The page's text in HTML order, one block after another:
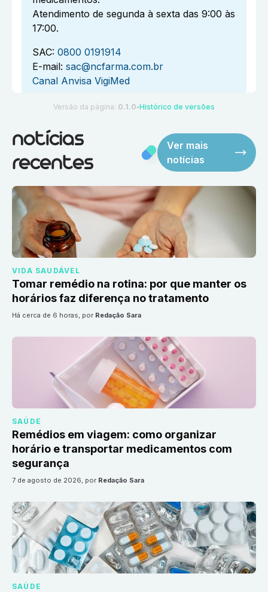
Atendimento de segunda à sexta das 9:00 às
17:00.
SAC: 0800 0191914
E-mail: sac@ncfarma.com.br
Canal Anvisa VigiMed
Versão da página: 0.1.0 ●Histórico de versões
notícias
recentes
Ver mais
notícias
VIDA SAUDÁVEL
Tomar remédio na rotina: por que manter os
horários faz diferença no tratamento
há cerca de 6 horas, por Redação Sara
SAÚDE
Remédios em viagem: como organizar
horário e transportar medicamentos com
segurança
7 de agosto de 2026, por Redação Sara
SAÚDE